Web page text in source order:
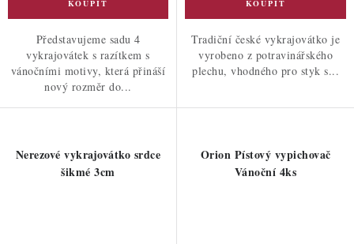
Představujeme sadu 4
vykrajovátek s razítkem s
vánočními motivy, která přináší
nový rozměr do...
Tradiční české vykrajovátko je
vyrobeno z potravinářského
plechu, vhodného pro styk s...
Nerezové vykrajovátko srdce
šikmé 3cm
Orion Pístový vypichovač
Vánoční 4ks